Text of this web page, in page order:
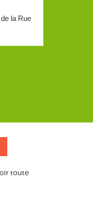
la Rue
toute